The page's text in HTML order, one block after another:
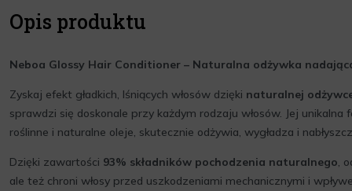
Opis produktu
Neboa Glossy Hair Conditioner – Naturalna odżywka
Zyskaj efekt gładkich, lśniących włosów dzięki naturalnej
sprawdzi się doskonale przy każdym rodzaju włosów. Jej unikalna
roślinne i naturalne oleje, skutecznie odżywia, wygładza i
Dzięki zawartości 93% składników pochodzenia naturalnego,
ale też chroni włosy przed uszkodzeniami mechanicznymi i